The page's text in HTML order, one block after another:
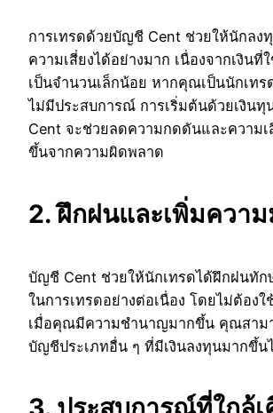
การเทรดด้วยบัญชี Cent ช่วยให้นักลง
ความเสี่ยงได้อย่างมาก เนื่องจากเงินที่
เป็นจำนวนเล็กน้อย หากคุณเป็นนักเทร
ไม่มีประสบการณ์ การเริ่มต้นด้วยเงิน
Cent จะช่วยลดความกดดันและความเ
ขึ้นจากความผิดพลาด
2. ฝึกฝนและเพิ่มควา
บัญชี Cent ช่วยให้นักเทรดได้ฝึกฝนทัก
ในการเทรดอย่างต่อเนื่อง โดยไม่ต้องใ
เมื่อคุณมีความชำนาญมากขึ้น คุณสาม
บัญชีประเภทอื่น ๆ ที่มีเงินลงทุนมากขึ้น